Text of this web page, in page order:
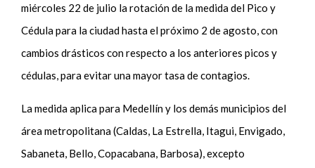
miércoles 22 de julio la rotación de la medida del Pico y
Cédula para la ciudad hasta el próximo 2 de agosto, con
cambios drásticos con respecto a los anteriores picos y
cédulas, para evitar una mayor tasa de contagios.
La medida aplica para Medellín y los demás municipios del
área metropolitana (Caldas, La Estrella, Itagui, Envigado,
Sabaneta, Bello, Copacabana, Barbosa), excepto